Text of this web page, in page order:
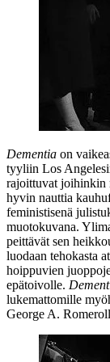
Dementia on
tyyliin Los
rajoittuvat joihinkin
hyvin nauttia
feministisenä
muotokuvana.
peittävät sen
luodaan tehokasta
hoippuvien
epätoivolle.
lukemattomille
George A.